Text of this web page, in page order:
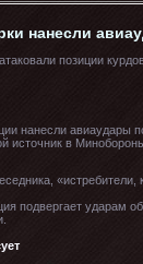
нанесли
позиции
нанесли авиаудары
источник в
подвергает ударам